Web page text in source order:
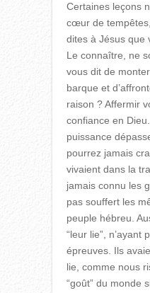
Certaines leçons
cœur de
dites à Jésus que
Le connaître, ne
vous dit de
barque et
raison ? Affermir
confiance en
puissance
pourrez jamais
vivaient dans la
jamais connu les
pas souffert les
peuple hébreu.
“leur lie”, n’ayant
épreuves. Ils
lie, comme nous
“goût” du monde